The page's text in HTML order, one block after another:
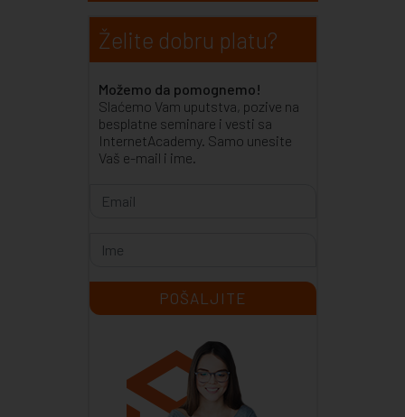
Želite dobru platu?
Možemo da pomognemo!
Slaćemo Vam uputstva, pozive na
besplatne seminare i vesti sa
InternetAcademy. Samo unesite
Vaš e-mail i ime.